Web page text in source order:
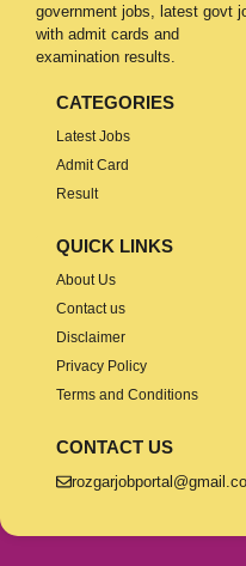
government jobs, latest govt
with admit cards and
examination results.
CATEGORIES
Latest Jobs
Admit Card
Result
QUICK LINKS
About Us
Contact us
Disclaimer
Privacy Policy
Terms and Conditions
CONTACT US